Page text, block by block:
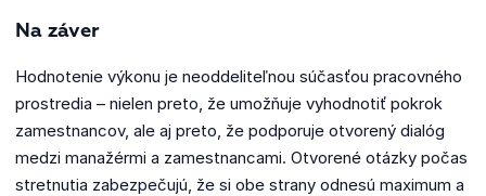
Na záver
Hodnotenie výkonu je neoddeliteľnou súčasťou pracovného
prostredia – nielen preto, že umožňuje vyhodnotiť pokrok
zamestnancov, ale aj preto, že podporuje otvorený dialóg
medzi manažérmi a zamestnancami. Otvorené otázky počas
stretnutia zabezpečujú, že si obe strany odnesú maximum a